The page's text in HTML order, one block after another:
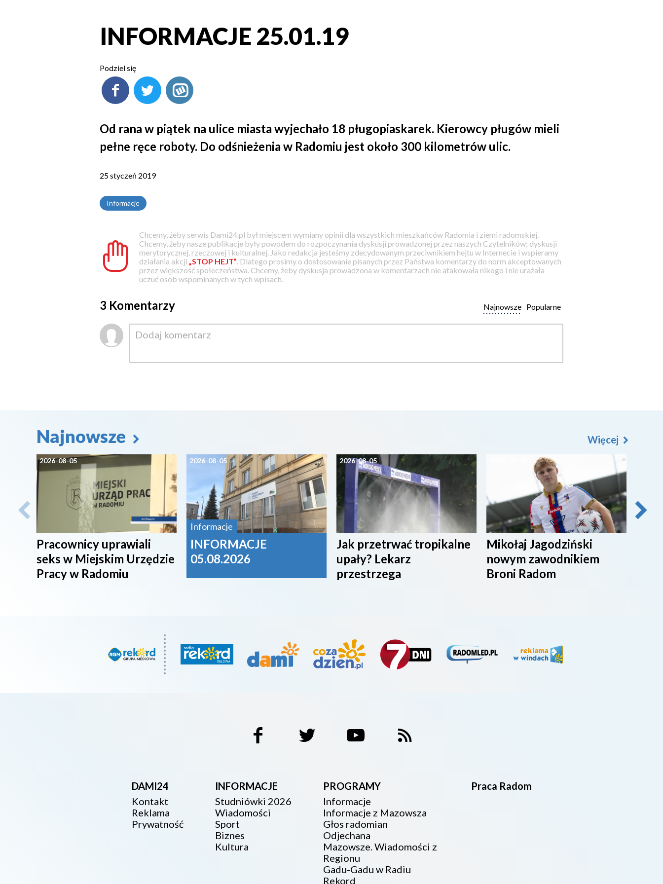
INFORMACJE 25.01.19
Podziel się
Od rana w piątek na ulice miasta wyjechało 18 pługopiaskarek. Kierowcy pługów mieli
pełne ręce roboty. Do odśnieżenia w Radomiu jest około 300 kilometrów ulic.
25 styczeń 2019
Informacje
Chcemy, żeby serwis Dami24.pl był miejscem wymiany opinii dla wszystkich mieszkańców Radomia i ziemi radomskiej.
Chcemy, żeby nasze publikacje były powodem do rozpoczynania dyskusji prowadzonej przez naszych Czytelników; dyskusji
merytorycznej, rzeczowej i kulturalnej. Jako redakcja jesteśmy zdecydowanym przeciwnikiem hejtu w Internecie i wspieramy
działania akcji „STOP HEJT” . Dlatego prosimy o dostosowanie pisanych przez Państwa komentarzy do norm akceptowanych
przez większość społeczeństwa. Chcemy, żeby dyskusja prowadzona w komentarzach nie atakowała nikogo i nie urażała
uczuć osób wspominanych w tych wpisach.
3 Komentarzy Popularne
Najnowsze
Najnowsze
2026-08-05
Pracownicy uprawiali
seks w Miejskim Urzędzie
Pracy w Radomiu
2026-08-05
Informacje
INFORMACJE
05.08.2026
2026-08-05
Jak przetrwać tropikalne
upały? Lekarz
przestrzega
Mikołaj Jagodziński
nowym zawodnikiem
Broni Radom
Więcej
DAMI24
Kontakt
Reklama
Prywatność
INFORMACJE
Studniówki 2026
Wiadomości
Sport
Biznes
Kultura
PROGRAMY
Informacje
Informacje z Mazowsza
Głos radomian
Odjechana
Mazowsze. Wiadomości z
Regionu
Gadu-Gadu w Radiu
Rekord
Praca Radom